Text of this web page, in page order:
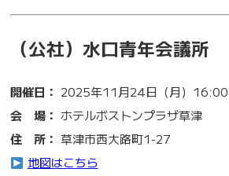
（公社）水口青年会議所
開催日： 2025年11月24日（月）
会 場： ホテルボストンプラザ草津
住 所： 草津市西大路町1-27
地図はこちら